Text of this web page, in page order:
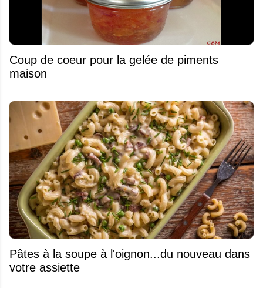
Coup de coeur pour la gelée de piments
maison
Pâtes à la soupe à l'oignon...du nouveau dans
votre assiette